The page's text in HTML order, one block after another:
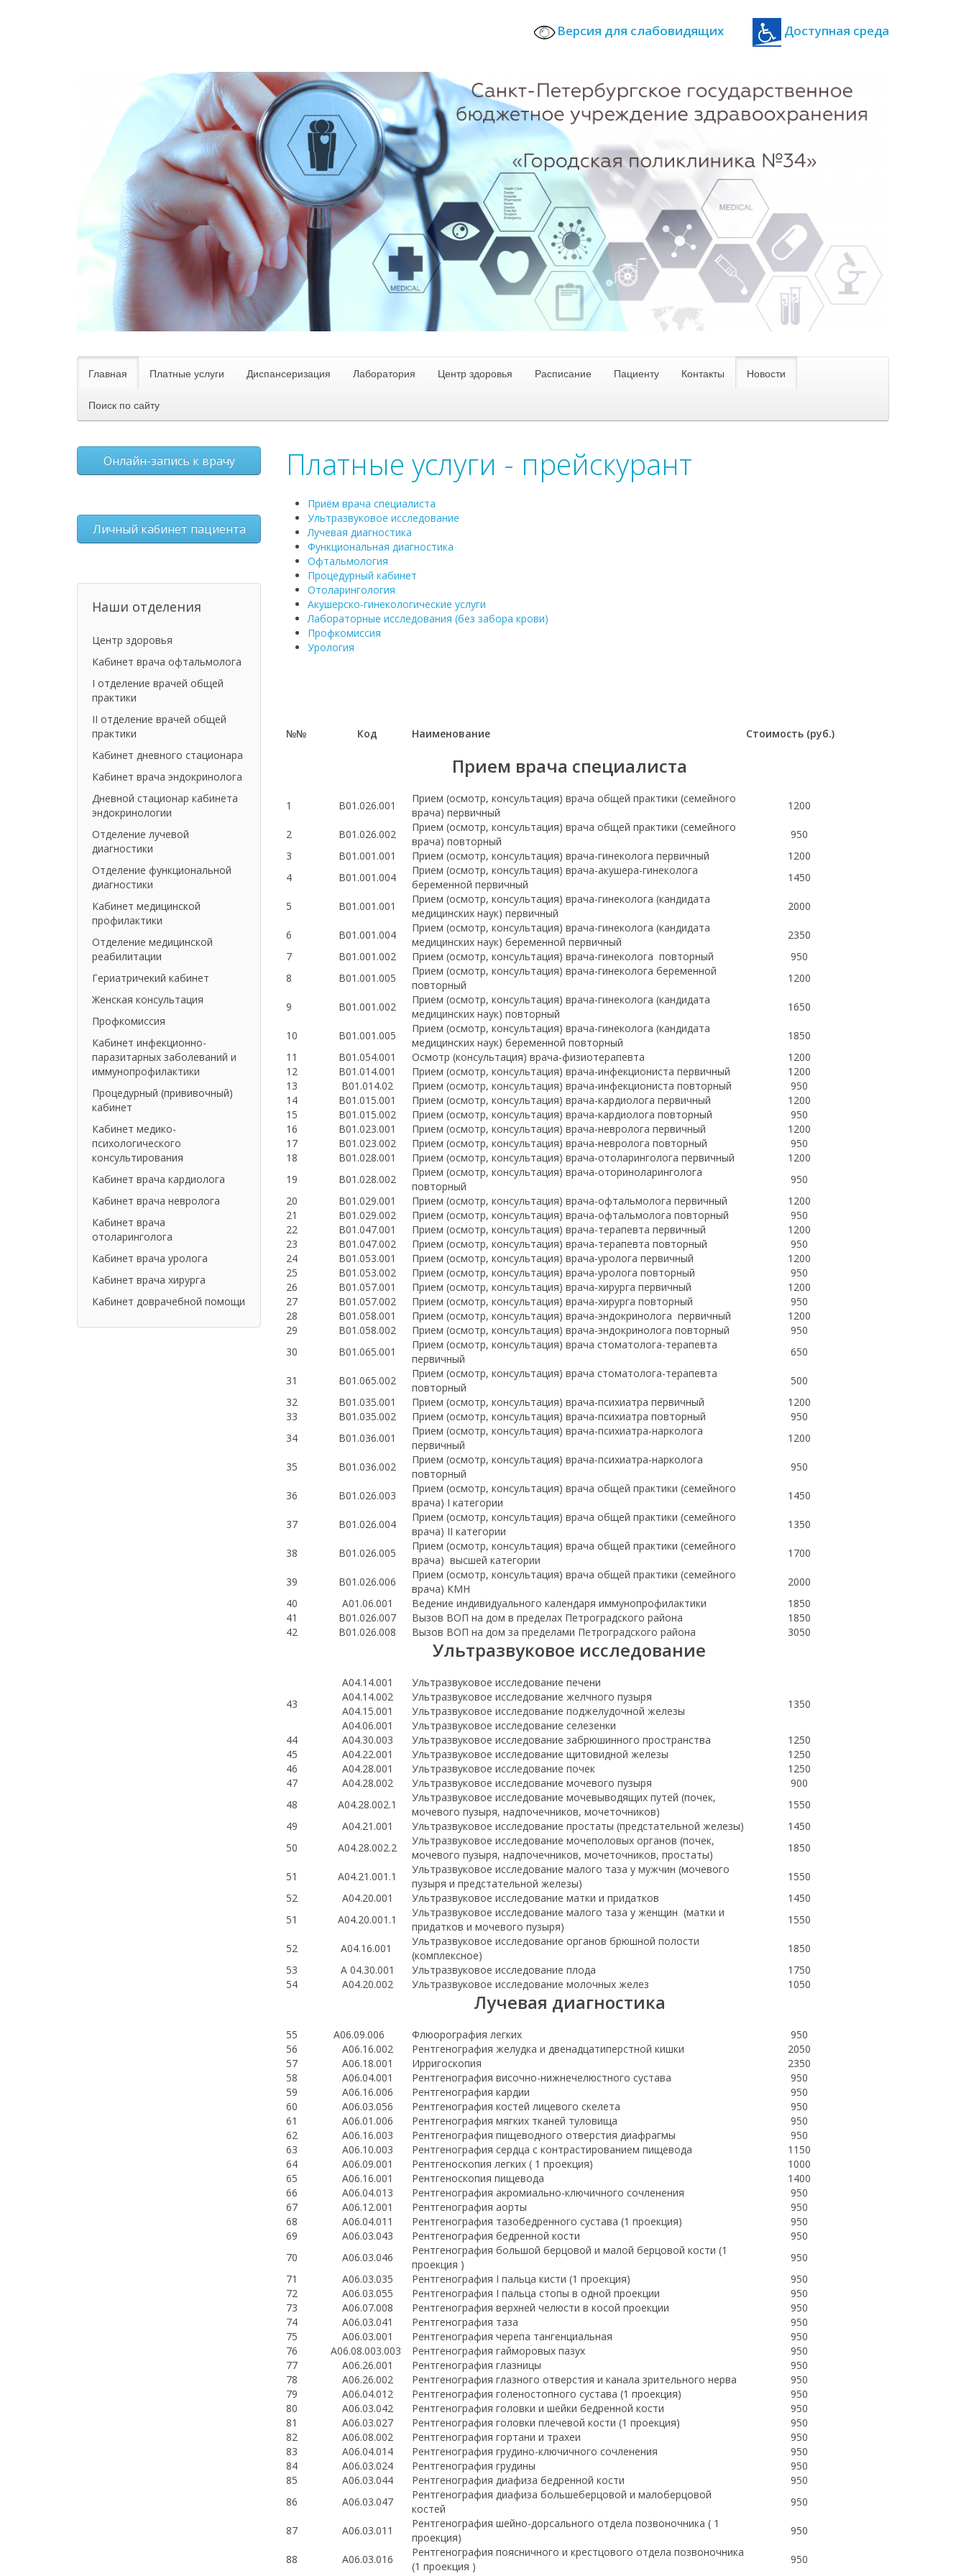
Версия для слабовидящих Доступная среда
Главная Платные услуги Диспансеризация Лаборатория Центр здоровья Расписание Пациенту Контакты Новости
Поиск по сайту
Платные услуги - прейскурант
Приём врача специалиста
Ультразвуковое исследование
Лучевая диагностика
Функциональная диагностика
Офтальмология
Процедурный кабинет
Отоларингология
Акушерско-гинекологические услуги
Лабораторные исследования (без забора крови)
Профкомиссия
Урология
№№ Код Наименование Стоимость (руб.)
Прием врача специалиста
1 B01.026.001
Прием (осмотр, консультация) врача общей практики (семейного
врача) первичный
1200
2 B01.026.002
Прием (осмотр, консультация) врача общей практики (семейного
врача) повторный
950
3
В01.001.001 Прием (осмотр, консультация) врача-гинеколога первичный
1200
4
В01.001.004
Прием (осмотр, консультация) врача-акушера-гинеколога
беременной первичный
1450
5 В01.001.001
Прием (осмотр, консультация) врача-гинеколога (кандидата
медицинских наук) первичный
2000
6 В01.001.004
Прием (осмотр, консультация) врача-гинеколога (кандидата
медицинских наук) беременной первичный
2350
7
В01.001.002 Прием (осмотр, консультация) врача-гинеколога повторный
950
8
В01.001.005
Прием (осмотр, консультация) врача-гинеколога беременной
повторный
1200
9 В01.001.002
Прием (осмотр, консультация) врача-гинеколога (кандидата
медицинских наук) повторный
1650
10 В01.001.005
Прием (осмотр, консультация) врача-гинеколога (кандидата
медицинских наук) беременной повторный
1850
11
B01.054.001 Осмотр (консультация) врача-физиотерапевта
1200
12
B01.014.001 Прием (осмотр, консультация) врача-инфекциониста первичный
1200
13
В01.014.02 Прием (осмотр, консультация) врача-инфекциониста повторный
950
14
B01.015.001 Прием (осмотр, консультация) врача-кардиолога первичный
1200
15
B01.015.002 Прием (осмотр, консультация) врача-кардиолога повторный
950
16
B01.023.001 Прием (осмотр, консультация) врача-невролога первичный
1200
17
B01.023.002 Прием (осмотр, консультация) врача-невролога повторный
950
18
B01.028.001 Прием (осмотр, консультация) врача-отоларинголога первичный
1200
19
B01.028.002
Прием (осмотр, консультация) врача-оториноларинголога
повторный
950
20
B01.029.001 Прием (осмотр, консультация) врача-офтальмолога первичный
1200
21
B01.029.002 Прием (осмотр, консультация) врача-офтальмолога повторный
950
22
B01.047.001 Прием (осмотр, консультация) врача-терапевта первичный
1200
23
B01.047.002 Прием (осмотр, консультация) врача-терапевта повторный
950
24
B01.053.001 Прием (осмотр, консультация) врача-уролога первичный
1200
25
B01.053.002 Прием (осмотр, консультация) врача-уролога повторный
950
26
B01.057.001 Прием (осмотр, консультация) врача-хирурга первичный
1200
27
B01.057.002 Прием (осмотр, консультация) врача-хирурга повторный
950
28
B01.058.001 Прием (осмотр, консультация) врача-эндокринолога первичный
1200
29
B01.058.002 Прием (осмотр, консультация) врача-эндокринолога повторный
950
30
B01.065.001
Прием (осмотр, консультация) врача стоматолога-терапевта
первичный
650
31 B01.065.002
Прием (осмотр, консультация) врача стоматолога-терапевта
повторный
500
32
B01.035.001 Прием (осмотр, консультация) врача-психиатра первичный
1200
33
B01.035.002 Прием (осмотр, консультация) врача-психиатра повторный
950
34
B01.036.001
Прием (осмотр, консультация) врача-психиатра-нарколога
первичный
1200
35 B01.036.002
Прием (осмотр, консультация) врача-психиатра-нарколога
повторный
950
36 B01.026.003
Прием (осмотр, консультация) врача общей практики (семейного
врача) I категории
1450
37 B01.026.004
Прием (осмотр, консультация) врача общей практики (семейного
врача) II категории
1350
38 B01.026.005
Прием (осмотр, консультация) врача общей практики (семейного
врача) высшей категории
1700
39 B01.026.006
Прием (осмотр, консультация) врача общей практики (семейного
врача) КМН
2000
40
A01.06.001 Ведение индивидуального календаря иммунопрофилактики
1850
41
B01.026.007 Вызов ВОП на дом в пределах Петроградского района
1850
42
B01.026.008 Вызов ВОП на дом за пределами Петроградского района 3050
Ультразвуковое исследование
43
A04.14.001
Ультразвуковое исследование печени
1350
A04.14.002
Ультразвуковое исследование желчного пузыря
A04.15.001
Ультразвуковое исследование поджелудочной железы
A04.06.001
Ультразвуковое исследование селезенки
44
А04.30.003 Ультразвуковое исследование забрюшинного пространства
1250
45
А04.22.001 Ультразвуковое исследование щитовидной железы
1250
46
A04.28.001 Ультразвуковое исследование почек
1250
47
A04.28.002 Ультразвуковое исследование мочевого пузыря
900
48
A04.28.002.1
Ультразвуковое исследование мочевыводящих путей (почек,
мочевого пузыря, надпочечников, мочеточников)
1550
49
A04.21.001 Ультразвуковое исследование простаты (предстательной железы)
1450
50
A04.28.002.2
Ультразвуковое исследование мочеполовых органов (почек,
мочевого пузыря, надпочечников, мочеточников, простаты)
1850
51 A04.21.001.1
Ультразвуковое исследование малого таза у мужчин (мочевого
пузыря и предстательной железы)
1550
52
A04.20.001 Ультразвуковое исследование матки и придатков
1450
51
A04.20.001.1
Ультразвуковое исследование малого таза у женщин (матки и
придатков и мочевого пузыря)
1550
52 A04.16.001
Ультразвуковое исследование органов брюшной полости
(комплексное)
1850
53
А 04.30.001 Ультразвуковое исследование плода
1750
54
A04.20.002 Ультразвуковое исследование молочных желез 1050
Лучевая диагностика
55 A06.09.006 Флюорография легких
950
56
A06.16.002 Рентгенография желудка и двенадцатиперстной кишки
2050
57
A06.18.001 Ирригоскопия
2350
58
А06.04.001 Рентгенография височно-нижнечелюстного сустава
950
59
А06.16.006 Рентгенография кардии
950
60
А06.03.056 Рентгенография костей лицевого скелета
950
61
А06.01.006 Рентгенография мягких тканей туловища
950
62
А06.16.003 Рентгенография пищеводного отверстия диафрагмы
950
63
А06.10.003 Рентгенография сердца с контрастированием пищевода
1150
64
А06.09.001 Рентгеноскопия легких ( 1 проекция)
1000
65
А06.16.001 Рентгеноскопия пищевода
1400
66
А06.04.013 Рентгенография акромиально-ключичного сочленения
950
67
А06.12.001 Рентгенография аорты
950
68
А06.04.011 Рентгенография тазобедренного сустава (1 проекция)
950
69
А06.03.043 Рентгенография бедренной кости
950
70
А06.03.046
Рентгенография большой берцовой и малой берцовой кости (1
проекция )
950
71
А06.03.035 Рентгенография I пальца кисти (1 проекция)
950
72
А06.03.055 Рентгенография I пальца стопы в одной проекции
950
73
А06.07.008 Рентгенография верхней челюсти в косой проекции
950
74
А06.03.041 Рентгенография таза
950
75
А06.03.001 Рентгенография черепа тангенциальная
950
76
A06.08.003.003 Рентгенография гайморовых пазух
950
77
А06.26.001 Рентгенография глазницы
950
78
А06.26.002 Рентгенография глазного отверстия и канала зрительного нерва
950
79
А06.04.012 Рентгенография голеностопного сустава (1 проекция)
950
80
А06.03.042 Рентгенография головки и шейки бедренной кости
950
81
А06.03.027 Рентгенография головки плечевой кости (1 проекция)
950
82
А06.08.002 Рентгенография гортани и трахеи
950
83
А06.04.014 Рентгенография грудино-ключичного сочленения
950
84
А06.03.024 Рентгенография грудины
950
85
А06.03.044 Рентгенография диафиза бедренной кости
950
86
А06.03.047
Рентгенография диафиза большеберцовой и малоберцовой
костей
950
87 А06.03.011
Рентгенография шейно-дорсального отдела позвоночника ( 1
проекция)
950
88 А06.03.016
Рентгенография поясничного и крестцового отдела позвоночника
(1 проекция )
950
Онлайн-запись к врачу
Личный кабинет пациента
Наши отделения
Центр здоровья
Кабинет врача офтальмолога
I отделение врачей общей
практики
II отделение врачей общей
практики
Кабинет дневного стационара
Кабинет врача эндокринолога
Дневной стационар кабинета
эндокринологии
Отделение лучевой
диагностики
Отделение функциональной
диагностики
Кабинет медицинской
профилактики
Отделение медицинской
реабилитации
Гериатричекий кабинет
Женская консультация
Профкомиссия
Кабинет инфекционно-
паразитарных заболеваний и
иммунопрофилактики
Процедурный (прививочный)
кабинет
Кабинет медико-
психологического
консультирования
Кабинет врача кардиолога
Кабинет врача невролога
Кабинет врача
отоларинголога
Кабинет врача уролога
Кабинет врача хирурга
Кабинет доврачебной помощи